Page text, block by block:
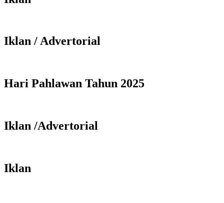
Iklan / Advertorial
Hari Pahlawan Tahun 2025
Iklan /Advertorial
Iklan